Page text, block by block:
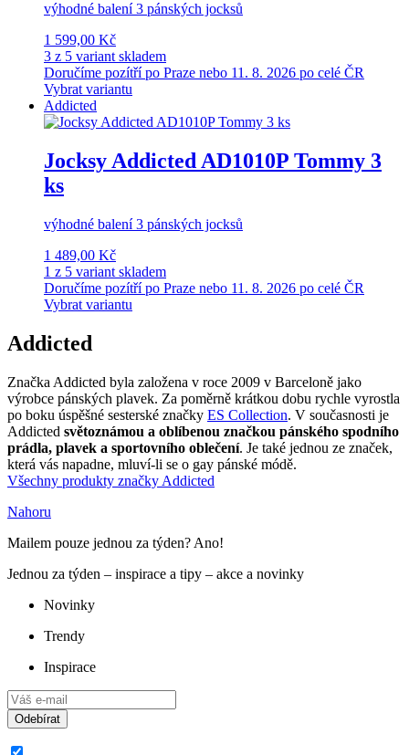
výhodné balení 3 pánských jocksů
1 599,00 Kč
3 z 5 variant skladem
Doručíme pozítří po Praze nebo 11. 8. 2026 po celé ČR
Vybrat variantu
Addicted
Jocksy Addicted AD1010P Tommy 3
ks
výhodné balení 3 pánských jocksů
1 489,00 Kč
1 z 5 variant skladem
Doručíme pozítří po Praze nebo 11. 8. 2026 po celé ČR
Vybrat variantu
Addicted
Značka Addicted byla založena v roce 2009 v Barceloně jako
výrobce pánských plavek. Za poměrně krátkou dobu rychle vyrostla
po boku úspěšné sesterské značky ES Collection. V současnosti je
Addicted světoznámou a oblíbenou značkou pánského spodního
prádla, plavek a sportovního oblečení. Je také jednou ze značek,
která vás napadne, mluví-li se o gay pánské módě.
Všechny produkty značky Addicted
Nahoru
Mailem pouze jednou za týden? Ano!
Jednou za týden – inspirace a tipy – akce a novinky
Novinky
Trendy
Inspirace
Odebírat